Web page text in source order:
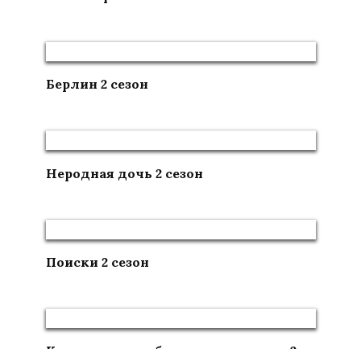
Берлин 2 сезон
Неродная дочь 2 сезон
Поиски 2 сезон